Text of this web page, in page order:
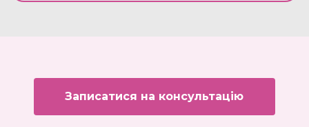
Записатися на консультацію